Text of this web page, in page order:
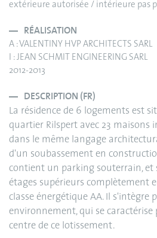
extérieure autorisée / intérieure pas
RÉALISATION
A : VALENTINY HVP ARCHITECTS SARL
I : JEAN SCHMIT ENGINEERING SARL
2012-2013
DESCRIPTION (FR)
La résidence de 6 logements est
quartier Rilspert avec 23 maisons
dans le même langage
d'un soubassement en
contient un parking souterrain, et
étages supérieurs complètement
classe énergétique AA. Il s'intègre
environnement, qui se caractérise
centre de ce lotissement.